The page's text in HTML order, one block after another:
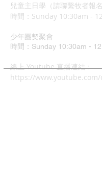
兒童主日學（請聯繫牧者報名
​時間：Sunday 10:30am -
少年團契聚會
時間：Sunday 10:30am -
​線上 Youtube 直播連結：
https://